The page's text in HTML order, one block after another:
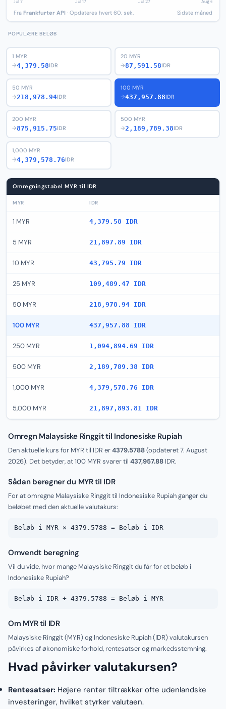
Fra Frankfurter API · Opdateres hvert 60. sek. Sidste måned
POPULÆRE BELØB
1 MYR
→4,379.58IDR
20 MYR
→87,591.58IDR
50 MYR
→218,978.94IDR
100 MYR
→437,957.88IDR
200 MYR
→875,915.75IDR
500 MYR
→2,189,789.38IDR
1,000 MYR
→4,379,578.76IDR
Omregningstabel MYR til IDR
MYR IDR
1 MYR 4,379.58 IDR
5 MYR 21,897.89 IDR
10 MYR 43,795.79 IDR
25 MYR 109,489.47 IDR
50 MYR 218,978.94 IDR
100 MYR 437,957.88 IDR
250 MYR 1,094,894.69 IDR
500 MYR 2,189,789.38 IDR
1,000 MYR 4,379,578.76 IDR
5,000 MYR 21,897,893.81 IDR
Omregn Malaysiske Ringgit til Indonesiske Rupiah
Den aktuelle kurs for MYR til IDR er4379.5788(opdateret7. August
2026). Det betyder, at 100 MYR svarer til 437,957.88 IDR.
Sådan beregner du MYR til IDR
For at omregne Malaysiske Ringgit til Indonesiske Rupiah ganger du
beløbet med den aktuelle valutakurs:
Beløb i MYR × 4379.5788 = Beløb i IDR
Omvendt beregning
Vil du vide, hvor mange Malaysiske Ringgit du får for et beløb i
Indonesiske Rupiah?
Beløb i IDR ÷ 4379.5788 = Beløb i MYR
Om MYR til IDR
Malaysiske Ringgit (MYR) og Indonesiske Rupiah (IDR) valutakursen
påvirkes af økonomiske forhold, rentesatser og markedsstemning.
Hvad påvirker valutakursen?
Rentesatser: Højere renter tiltrækker ofte udenlandske
investeringer, hvilket styrker valutaen.